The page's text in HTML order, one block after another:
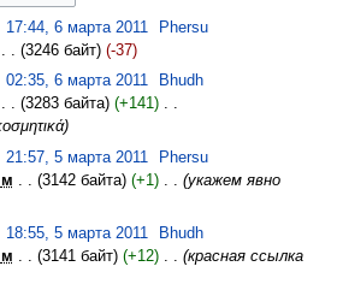
17:44, 6 марта 2011
Phersu
3246 байт
-37
02:35, 6 марта 2011
Bhudh
3283 байта +141 ‎
21:57, 5 марта 2011
Phersu
м 3142 байта +1 ‎
укажем явно
18:55, 5 марта 2011
Bhudh
м 3141 байт +12 ‎
красная ссылка